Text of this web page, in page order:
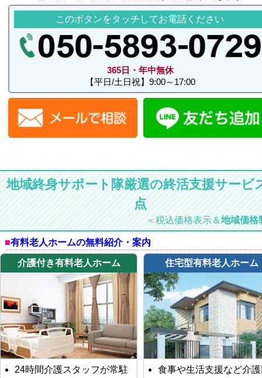
このボタンをタッチしてお電話ください
365日・年中無休
【平日/土日祝】9:00～17:00
地域終身サポート隊厳選の終活支援サービ
点
＜税込価格表示＆地域価格
有料老人ホームの無料紹介・案内
介護付き有料老人ホーム
24時間介護スタッフが常駐
住宅型有料老人ホーム
食事や生活支援など介